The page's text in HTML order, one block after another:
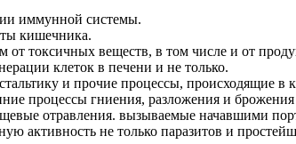
иммунной системы.
кишечника.
от токсичных веществ, в том числе и от
клеток в печени и не только.
и прочие процессы, происходящие в
процессы гниения, разложения и
отравления. вызываемые начавшими
активность не только паразитов и